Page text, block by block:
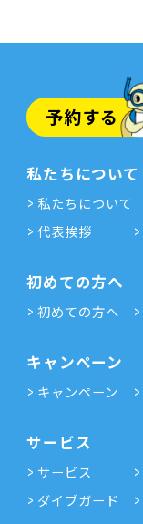
予約する
私たちについて
私たちについて
代表挨拶
初めての方へ
初めての方へ
キャンペーン
キャンペーン
サービス
サービス
ダイブガード